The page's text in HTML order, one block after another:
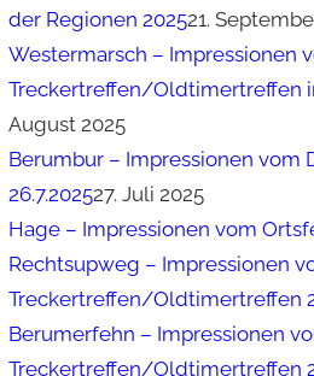
der Regionen 202521.
Westermarsch – Impressionen
Treckertreffen/Oldtimertreffen
August 2025
Berumbur – Impressionen vom
26.7.202527. Juli 2025
Hage – Impressionen vom
Rechtsupweg – Impressionen
Treckertreffen/Oldtimertreffen
Berumerfehn – Impressionen
Treckertreffen/Oldtimertreffen